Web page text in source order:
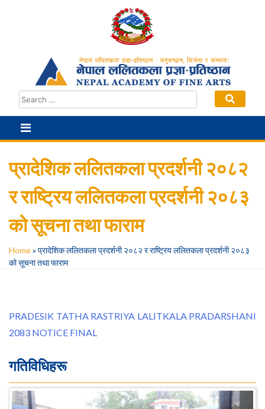
प्रादेशिक ललितकला प्रदर्शनी २०८२
र राष्ट्रिय ललितकला प्रदर्शनी २०८३
को सूचना तथा फाराम
Home» प्रादेशिक ललितकला प्रदर्शनी २०८२ र राष्ट्रिय ललितकला प्रदर्शनी २०८३
को सूचना तथा फाराम
PRADESIK TATHA RASTRIYA LALITKALA PRADARSHANI
2083 NOTICE FINAL
गतिविधिहरू